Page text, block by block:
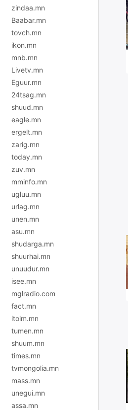
zindaa.mn
Baabar.mn
tovch.mn
ikon.mn
mnb.mn
Livetv.mn
Eguur.mn
24tsag.mn
shuud.mn
eagle.mn
ergelt.mn
zarig.mn
today.mn
zuv.mn
mminfo.mn
ugluu.mn
urlag.mn
unen.mn
asu.mn
shudarga.mn
shuurhai.mn
unuudur.mn
isee.mn
mglradio.com
fact.mn
itoim.mn
tumen.mn
shuum.mn
times.mn
tvmongolia.mn
mass.mn
unegui.mn
assa.mn